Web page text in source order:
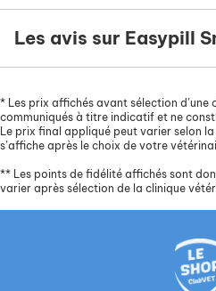
Les avis sur Easypill
* Les prix affichés avant sélection
communiqués à titre indicatif et ne
Le prix final appliqué peut varier selon
s’affiche après le choix de votre
** Les points de fidélité affichés sont
varier après sélection de la clinique